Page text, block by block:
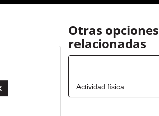
Otras opciones
relacionadas
Actividad física